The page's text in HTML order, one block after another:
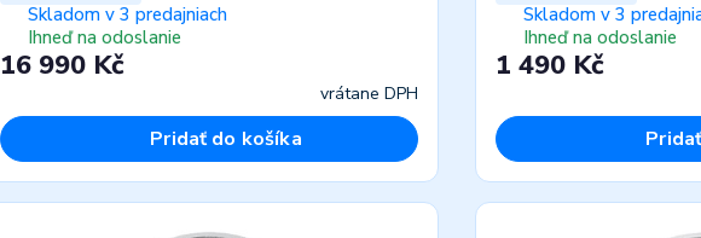
Skladom v 3 predajniach
Ihneď na odoslanie
16 990 Kč
vrátane DPH
Pridať do košíka
Skladom v 3
Ihneď na odoslanie
1 490 Kč